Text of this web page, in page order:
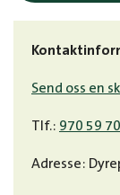
Send oss en
Tlf.: 970 59
Adresse: